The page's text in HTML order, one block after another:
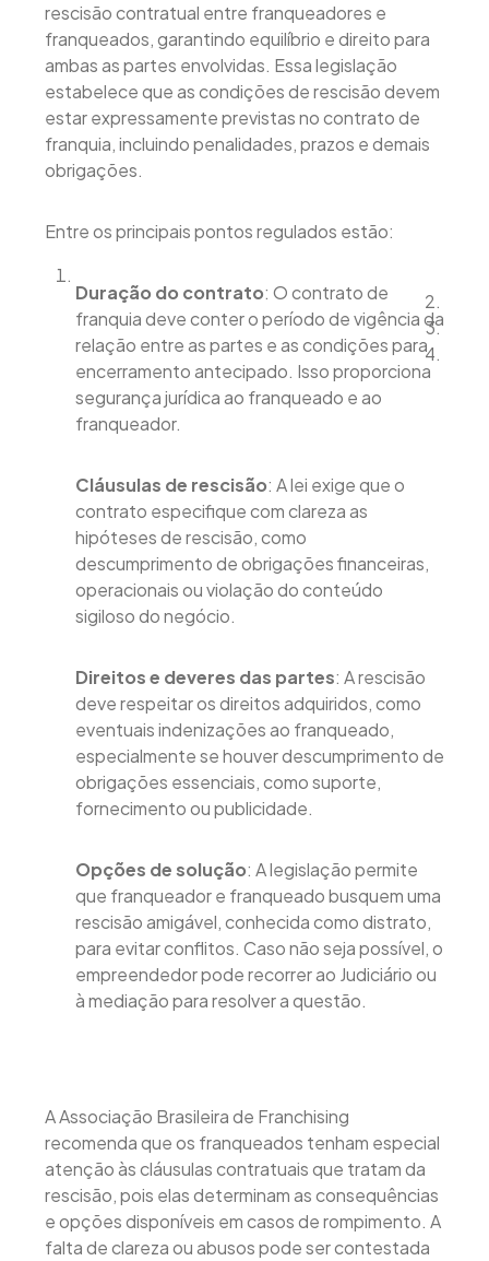
rescisão contratual entre franqueadores e
franqueados, garantindo equilíbrio e direito para
ambas as partes envolvidas. Essa legislação
estabelece que as condições de rescisão devem
estar expressamente previstas no contrato de
franquia, incluindo penalidades, prazos e demais
obrigações.
Entre os principais pontos regulados estão:
Duração do contrato: O contrato de
franquia deve conter o período de vigência da
relação entre as partes e as condições para
encerramento antecipado. Isso proporciona
segurança jurídica ao franqueado e ao
franqueador.
Cláusulas de rescisão: A lei exige que o
contrato especifique com clareza as
hipóteses de rescisão, como
descumprimento de obrigações financeiras,
operacionais ou violação do conteúdo
sigiloso do negócio.
Direitos e deveres das partes: A rescisão
deve respeitar os direitos adquiridos, como
eventuais indenizações ao franqueado,
especialmente se houver descumprimento de
obrigações essenciais, como suporte,
fornecimento ou publicidade.
Opções de solução: A legislação permite
que franqueador e franqueado busquem uma
rescisão amigável, conhecida como distrato,
para evitar conflitos. Caso não seja possível, o
empreendedor pode recorrer ao Judiciário ou
à mediação para resolver a questão.
A Associação Brasileira de Franchising
recomenda que os franqueados tenham especial
atenção às cláusulas contratuais que tratam da
rescisão, pois elas determinam as consequências
e opções disponíveis em casos de rompimento. A
falta de clareza ou abusos pode ser contestada